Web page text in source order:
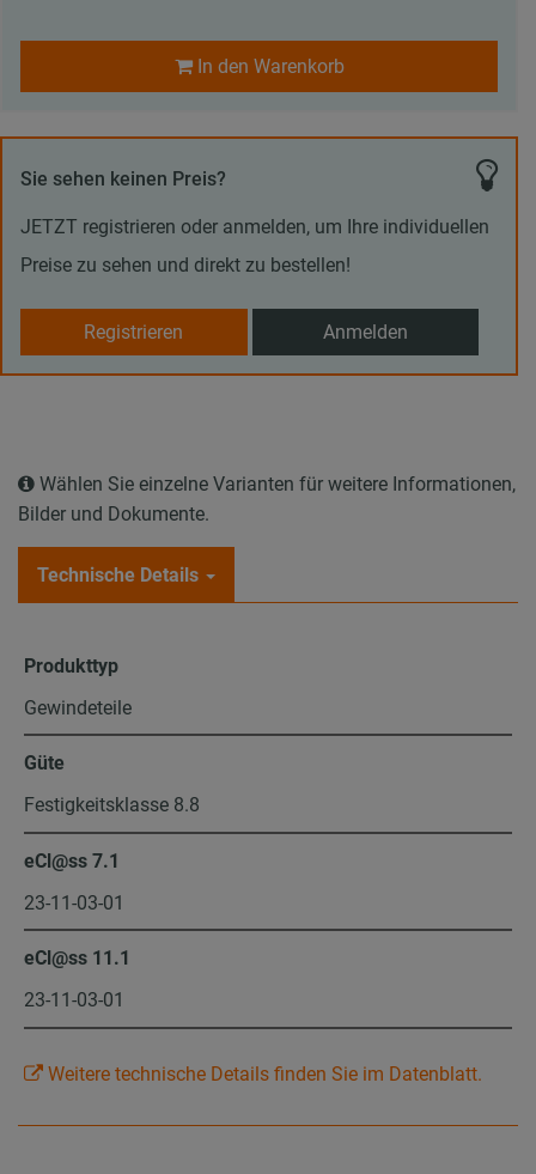
In den Warenkorb
Sie sehen keinen Preis?
JETZT registrieren oder anmelden, um Ihre individuellen
Preise zu sehen und direkt zu bestellen!
Registrieren Anmelden
Wählen Sie einzelne Varianten für weitere Informationen,
Bilder und Dokumente.
Technische Details
Produkttyp
Gewindeteile
Güte
Festigkeitsklasse 8.8
eCl@ss 7.1
23-11-03-01
eCl@ss 11.1
23-11-03-01
Weitere technische Details finden Sie im Datenblatt.